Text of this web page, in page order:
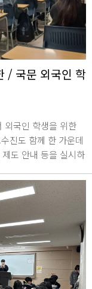
/ 국문 외국인 학
외국인 학생을 위한
진도 함께 한 가운데
도 안내 등을 실시하
업에 도움을 주는 시
호